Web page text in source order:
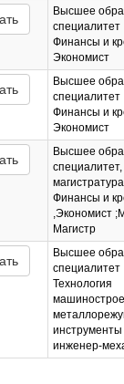
Высшее
специалитет
Финансы и
Экономист
Высшее
специалитет
Финансы и
Экономист
Высшее
специалитет,
магистратура
Финансы и
,Экономист
Магистр
Высшее
специалитет
Технология
инструменты
инженер-